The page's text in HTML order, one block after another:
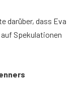
darüber, dass Eva
Spekulationen